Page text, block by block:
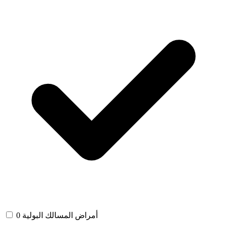
أمراض المسالك البولية 0